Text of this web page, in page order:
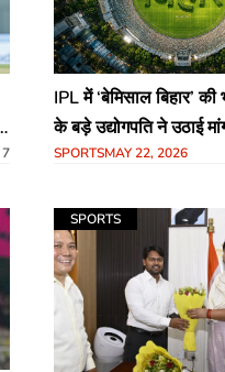
7
IPL में ‘बेमिसाल बिहार’ की
के बड़े उद्योगपति ने उठाई
वैभव का किया जिक्र
SPORTSMAY 22, 2026
SPORTS